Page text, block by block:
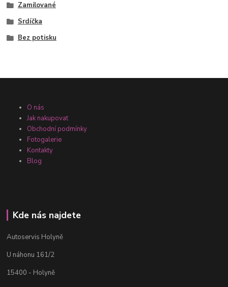
Zamilované
Srdíčka
Bez potisku
O nás
Jak nakupovat
Obchodní podmínky
Fotogalerie
Kontakty
Blog
Kde nás najdete
Autoservis Holyně
U náhonu 161/2
15400 - Holyně